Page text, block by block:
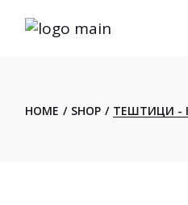
HOME SHOP ТЕШТИЦИ -